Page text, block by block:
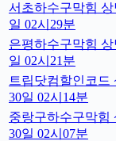
서초하수구막힘 상
일 02시29분
은평하수구막힘
일 02시21분
트립닷컴할인코드
30일 02시14분
중랑구하수구막힘
30일 02시07분